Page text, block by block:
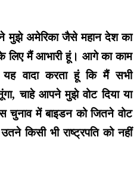
मुझे अमेरिका जैसे महान देश का
लिए मैं आभारी हूं। आगे का काम
वादा करता हूं कि मैं सभी
चाहे आपने मुझे वोट दिया या
में बाइडन को जितने वोट
किसी भी राष्ट्रपति को नहीं